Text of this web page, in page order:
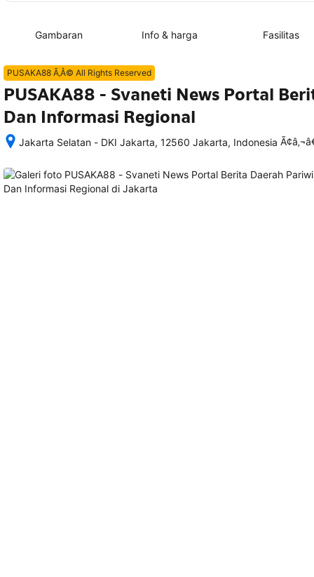
Gambaran Info & harga Fasilitas
PUSAKA88 Ã‚Â© All Rights Reserved
PUSAKA88 - Svaneti News Portal
Dan Informasi Regional
Jakarta Selatan - DKI Jakarta, 12560 Jakarta, Indonesia
memesan,
semua